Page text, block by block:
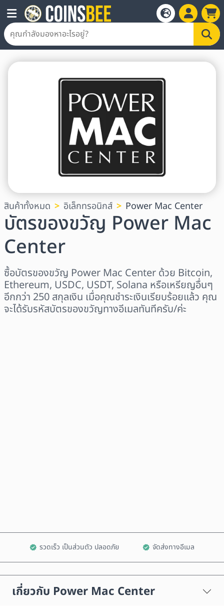
สินค้าทั้งหมด อิเล็กทรอนิกส์ Power Mac Center
บัตรของขวัญ Power Mac
Center
ซื้อบัตรของขวัญ Power Mac Center ด้วย Bitcoin,
Ethereum, USDC, USDT, Solana หรือเหรียญอื่นๆ
อีกกว่า 250 สกุลเงิน เมื่อคุณชำระเงินเรียบร้อยแล้ว คุณ
จะได้รับรหัสบัตรของขวัญทางอีเมลทันทีครับ/ค่ะ
รวดเร็ว เป็นส่วนตัว ปลอดภัย จัดส่งทางอีเมล
เกี่ยวกับ Power Mac Center